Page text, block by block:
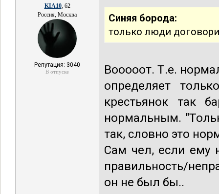
KIA10, 62
Россия, Москва
Репутация: 3040
В отпуске
Синяя борода:
только люди
Вооооот. Т.е.
определяет
крестьянок так
нормальным.
так, словно это
Сам чел, если ему
правильность/
он не был бы..